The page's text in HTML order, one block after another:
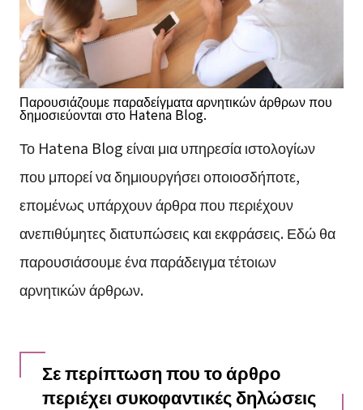
Παρουσιάζουμε παραδείγματα αρνητικών άρθρων που
δημοσιεύονται στο Hatena Blog.
Το Hatena Blog είναι μια υπηρεσία ιστολογίων
που μπορεί να δημιουργήσει οποιοσδήποτε,
επομένως υπάρχουν άρθρα που περιέχουν
ανεπιθύμητες διατυπώσεις και εκφράσεις. Εδώ θα
παρουσιάσουμε ένα παράδειγμα τέτοιων
αρνητικών άρθρων.
Σε περίπτωση που το άρθρο
περιέχει συκοφαντικές δηλώσεις